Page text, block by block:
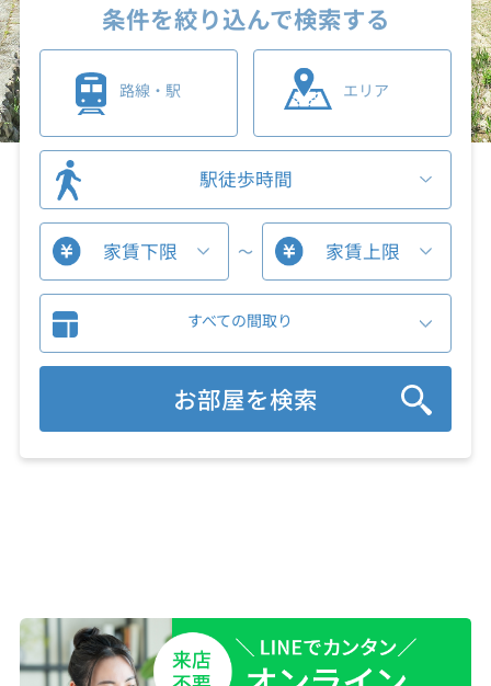
条件を絞り込んで検索する
路線・駅 エリア
駅徒歩時間
家賃下限 ～ 家賃上限
すべての間取り
お部屋を検索